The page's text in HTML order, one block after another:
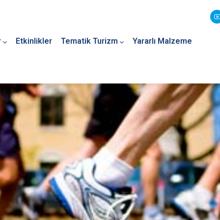
Etkinlikler Tematik Turizm Yararlı Malzeme